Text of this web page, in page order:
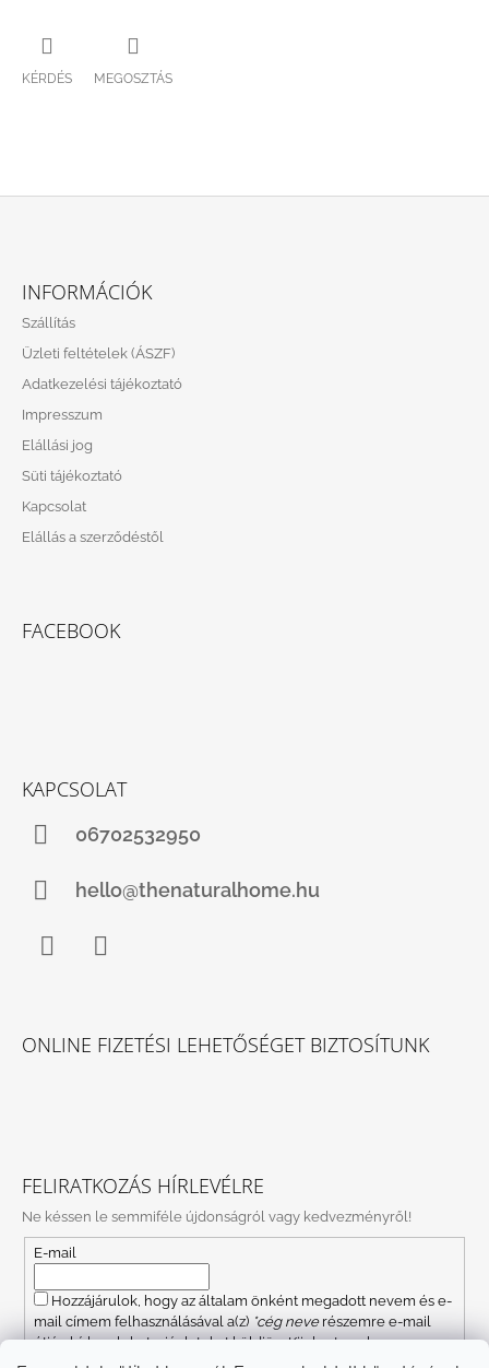
KÉRDÉS MEGOSZTÁS
INFORMÁCIÓK
Szállítás
Üzleti feltételek (ÁSZF)
Adatkezelési tájékoztató
Impresszum
Elállási jog
Süti tájékoztató
Kapcsolat
Elállás a szerződéstől
FACEBOOK
KAPCSOLAT
06702532950
hello@thenaturalhome.hu
ONLINE FIZETÉSI LEHETŐSÉGET BIZTOSÍTUNK
FELIRATKOZÁS HÍRLEVÉLRE
Ne késsen le semmiféle újdonságról vagy kedvezményről!
E-mail
Hozzájárulok, hogy az általam önként megadott nevem és e-
mail címem felhasználásával a(z) *cég neverészemre e-mail
útján hírleveleket, ajánlatokat küldjön. Kijelentem, hogy az
adatkezelési tájékoztatót
elolvastam. Megértettem, hogy a